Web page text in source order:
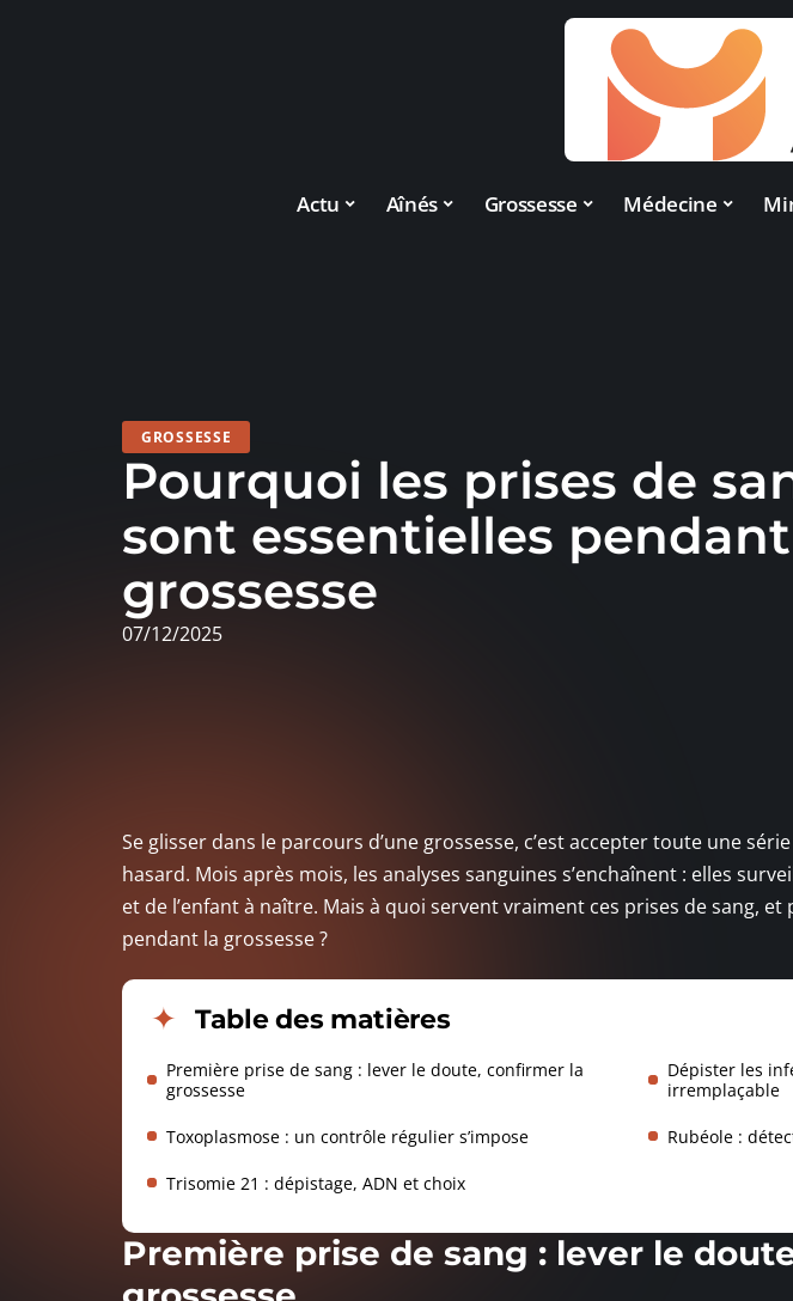
Actu Aînés Grossesse Médecine
GROSSESSE
Pourquoi les prises de
sont essentielles
grossesse
07/12/2025
Se glisser dans le parcours d’une grossesse, c’est accepter toute une
hasard. Mois après mois, les analyses sanguines s’enchaînent : elles
et de l’enfant à naître. Mais à quoi servent vraiment ces prises de sang,
pendant la grossesse ?
Table des matières
Première prise de sang : lever le doute, confirmer la
grossesse
Dépister les
irremplaçable
Toxoplasmose : un contrôle régulier s’impose Rubéole :
Trisomie 21 : dépistage, ADN et choix
Première prise de sang : lever le